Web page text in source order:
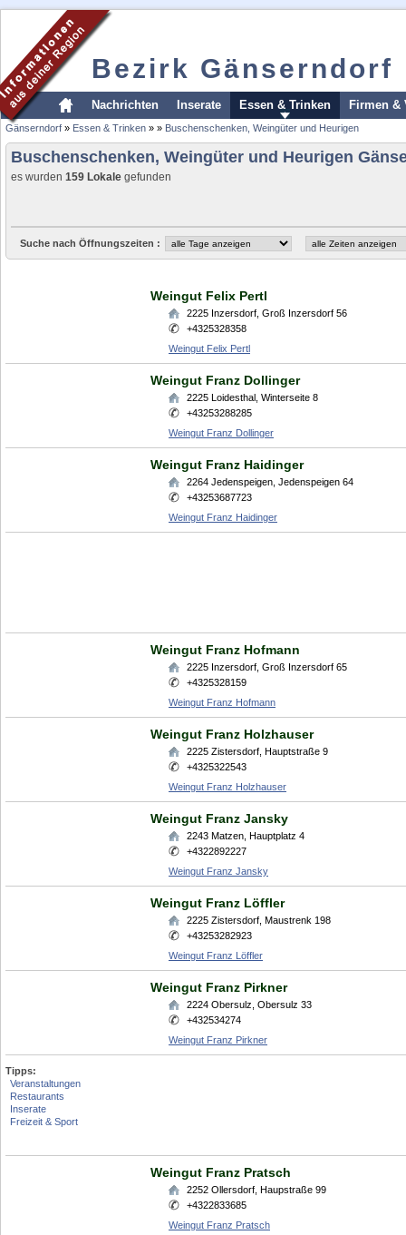
Bezirk Gänserndorf
Nachrichten Inserate Essen & Trinken Firmen &
Gänserndorf » Essen & Trinken » » Buschenschenken, Weingüter und Heurigen
Buschenschenken, Weingüter und Heurigen
es wurden 159 Lokale gefunden
Suche nach Öffnungszeiten :
Weingut Felix Pertl
2225 Inzersdorf Groß Inzersdorf 56
+4325328358
Weingut Felix Pertl
Weingut Franz Dollinger
2225 Loidesthal Winterseite 8
+43253288285
Weingut Franz Dollinger
Weingut Franz Haidinger
2264 Jedenspeigen Jedenspeigen 64
+43253687723
Weingut Franz Haidinger
Weingut Franz Hofmann
2225 Inzersdorf Groß Inzersdorf 65
+4325328159
Weingut Franz Hofmann
Weingut Franz Holzhauser
2225 Zistersdorf Hauptstraße 9
+4325322543
Weingut Franz Holzhauser
Weingut Franz Jansky
2243 Matzen Hauptplatz 4
+4322892227
Weingut Franz Jansky
Weingut Franz Löffler
2225 Zistersdorf Maustrenk 198
+43253282923
Weingut Franz Löffler
Weingut Franz Pirkner
2224 Obersulz Obersulz 33
+432534274
Weingut Franz Pirkner
Tipps:
Veranstaltungen
Restaurants
Inserate
Freizeit & Sport
Weingut Franz Pratsch
2252 Ollersdorf Haupstraße 99
+4322833685
Weingut Franz Pratsch